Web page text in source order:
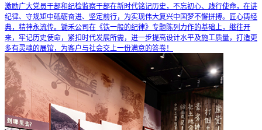
激励广大党员干部和纪检监察干部在新时代铭记历史，不忘初心、践行使命，在讲
纪律、守规矩中砥砺奋进、坚定前行，为实现伟大复兴中国梦不懈拼搏。匠心铸经
典，精神永流传。锄禾公司在《铁一般的纪律》专题陈列力作的基础上，继往开
来，牢记历史使命，紧扣时代发展所需，进一步提高设计水平及施工质量，打造更
多有灵魂的展馆，为客户与社会交上一份满意的答卷！